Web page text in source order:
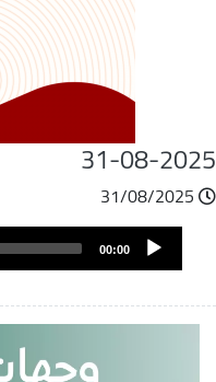
31-08-
31/08/2025
ملفAudio
Player
00:00